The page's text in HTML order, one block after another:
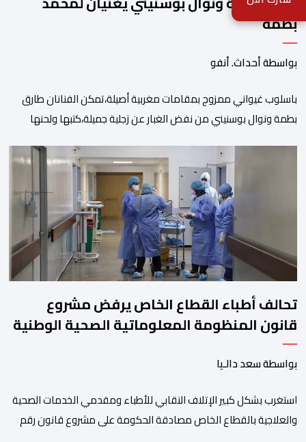
بطمة
بواسطة أحداث. أنفو
باسلوب غيواني ممزوج بمقامات مغربية أصيلة،تمكن الفنانان طارق
بطمة ونوال بوسنيني من نفض الغبار عن زجلية جميلة،كتبها ولحنها
بعنوان ” فضولي ياقلبي” ،قام بتوزيعها اسامة باهي،باسلوب سلس
وبسيط، متحكما في الجمل الموسيقية والانتقالات الجميلة..استطاع
الفنانان طارق بطمة ونوال بوسنيني أن يعطيا روحا فريدة لهذه
الاغنية,بفضل أدا […]
تحالف أطباء القطاع الخاص يرفض مشروع
قانون المنظومة المعلوماتية الصحية الوطنية
المندمجة
بواسطة سعد دالـيا
استغرب بشكل كبير الإتلاف النقابي للأطباء ومقدمي الخدمات الصحية
والعلاجية بالقطاع الخاص مصادقة الحكومة على مشروع قانون رقم